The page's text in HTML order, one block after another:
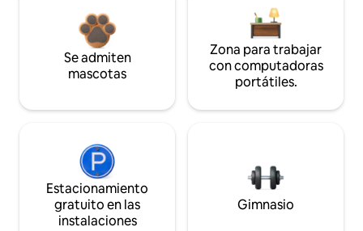
Se admiten
mascotas
Zona para trabajar
con computadoras
portátiles.
Estacionamiento
gratuito en las
instalaciones
Gimnasio